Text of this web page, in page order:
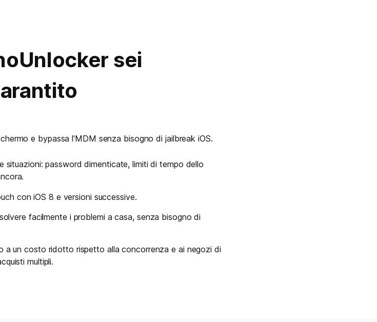
sei
e bypassa l'MDM senza bisogno di jailbreak iOS.
situazioni: password dimenticate, limiti di tempo dello
con iOS 8 e versioni successive.
facilmente i problemi a casa, senza bisogno di
a un costo ridotto rispetto alla concorrenza e ai negozi di
multipli.